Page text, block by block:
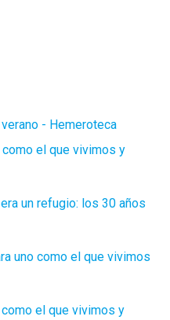
- Hemeroteca
como el que vivimos y
un refugio: los 30 años
uno como el que vivimos
el que vivimos y